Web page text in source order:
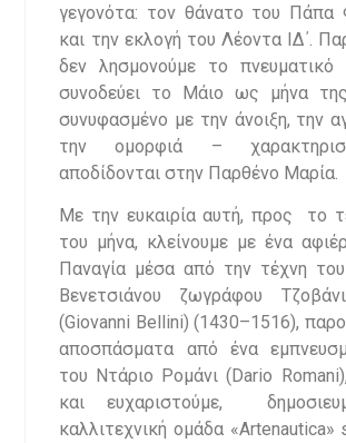
γεγονότα: τον θάνατο του Πάπα
και την εκλογή του Λέοντα ΙΔ΄.
δεν λησμονούμε το
συνοδεύει το Μάιο ως μήνα
συνυφασμένο με την άνοιξη, την
την ομορφιά –
αποδίδονται στην Παρθένο Μαρία.
Με την ευκαιρία αυτή, προς το
του μήνα, κλείνουμε με ένα
Παναγία μέσα από την τέχνη
Βενετσιάνου ζωγράφου
(Giovanni Bellini) (1430–1516),
αποσπάσματα από ένα
του Ντάριο Ρομάνι (Dario
και ευχαριστούμε,
καλλιτεχνική ομάδα